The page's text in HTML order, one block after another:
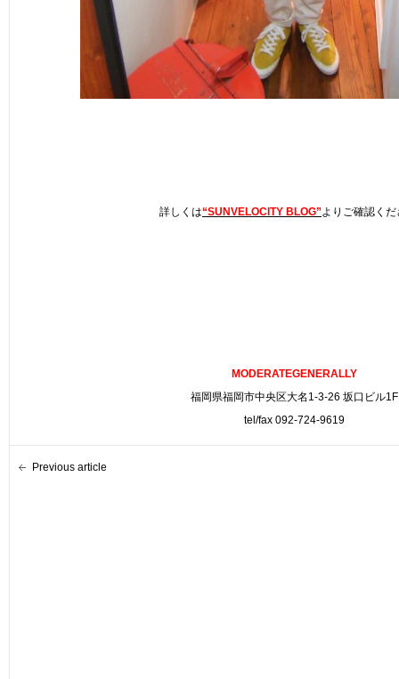
詳しくは“SUNVELOCITY BLOG”よりご確認くだ
MODERATEGENERALLY
福岡県福岡市中央区大名1-3-26 坂口ビル1F
tel/fax 092-724-9619
Previous article